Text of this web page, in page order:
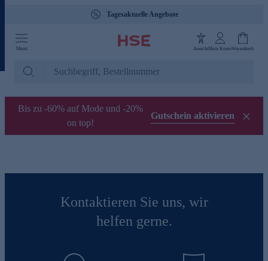
Tagesaktuelle Angebote
Menü AnsichtMein KontoWarenkorb
Bis zu -60% auf Mode und -20%
on top!
Gutschein aktivieren
Kontaktieren Sie uns, wir
helfen gerne.